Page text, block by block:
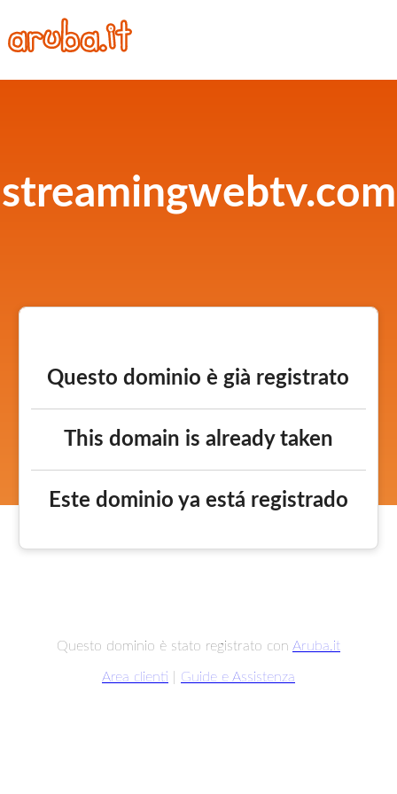
streamingwebtv.com
Questo dominio è già registrato
This domain is already taken
Este dominio ya está registrado
Questo dominio è stato registrato con Aruba.it
Area clienti Guide e Assistenza